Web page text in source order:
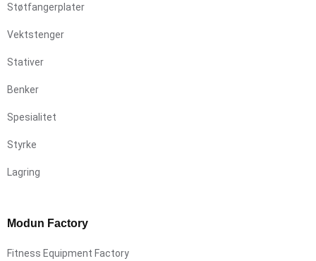
Støtfangerplater
Vektstenger
Stativer
Benker
Spesialitet
Styrke
Lagring
Modun Factory
Fitness Equipment Factory